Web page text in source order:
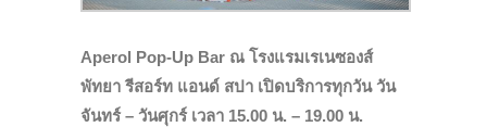
Aperol Pop-Up Bar ณ โรงแรมเรเนซองส์
พัทยา รีสอร์ท แอนด์ สปา เปิดบริการทุกวัน วัน
จันทร์ – วันศุกร์ เวลา 15.00 น. – 19.00 น.